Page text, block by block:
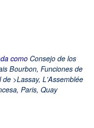
como Consejo de los
Bourbon, Funciones de
de >Lassay, L'Assemblée
, Paris, Quay